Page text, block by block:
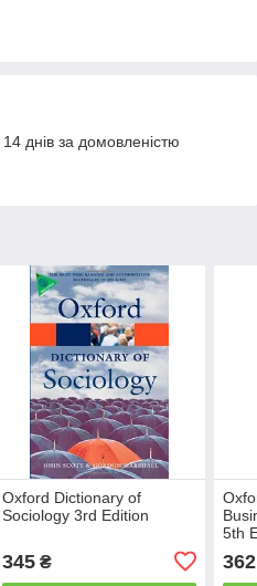
днів за домовленістю
Oxford Dictionary of
Sociology 3rd Edition
345₴
5th
362